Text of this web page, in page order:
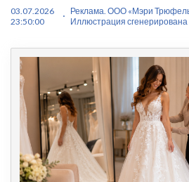
03.07.2026
23:50:00
Реклама. ООО «Мэри
Иллюстрация